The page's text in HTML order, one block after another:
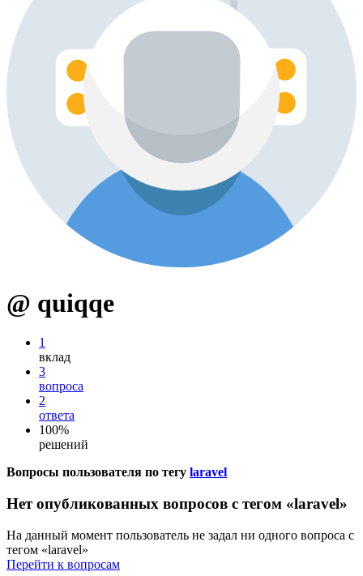
@ quiqqe
1
вклад
3
вопроса
2
ответа
100%
решений
Вопросы пользователя по тегу laravel
Нет опубликованных вопросов с тегом «laravel»
На данный момент пользователь не задал ни одного вопроса с
тегом «laravel»
Перейти к вопросам